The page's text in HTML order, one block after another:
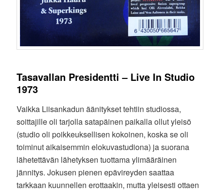
Tasavallan Presidentti – Live In Studio
1973
Vaikka Liisankadun äänitykset tehtiin studiossa,
soittajille oli tarjolla satapäinen paikalla ollut yleisö
(studio oli poikkeuksellisen kokoinen, koska se oli
toiminut aikaisemmin elokuvastudiona) ja suorana
lähetettävän lähetyksen tuottama ylimääräinen
jännitys. Jokusen pienen epävireyden saattaa
tarkkaan kuunnellen erottaakin, mutta yleisesti ottaen